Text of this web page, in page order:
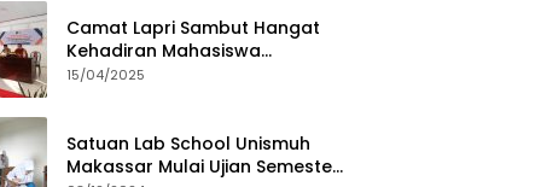
Camat Lapri Sambut Hangat
Kehadiran Mahasiswa
PoltekMu
15/04/2025
Satuan Lab School Unismuh
Makassar Mulai Ujian Semester,